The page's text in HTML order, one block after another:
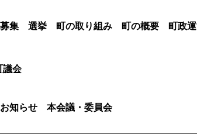
集 選挙 町の取り組み 町の概要 町政
議会
お知らせ 本会議・委員会